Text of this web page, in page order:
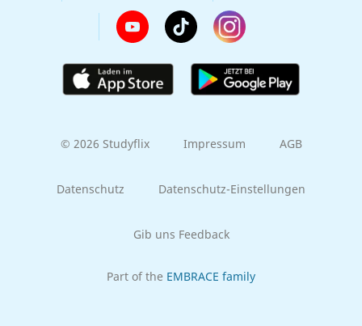
© 2026 Studyflix Impressum AGB
Datenschutz Datenschutz-Einstellungen
Gib uns Feedback
Part of the EMBRACE family